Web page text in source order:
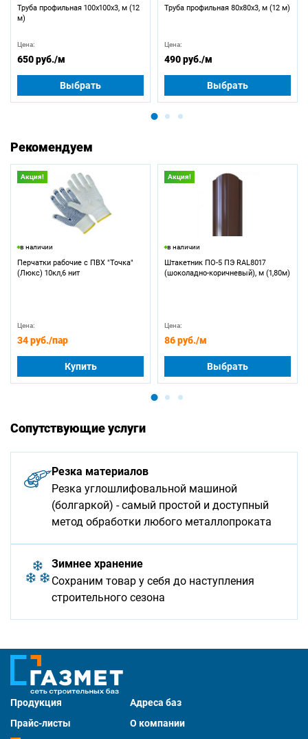
Труба профильная 100х100х3, м (12
м)
Цена:
650 руб./м
Выбрать
Труба профильная 80х80х3, м (12 м)
Цена:
490 руб./м
Выбрать
Рекомендуем
Акция!
в наличии
Перчатки рабочие с ПВХ "Точка"
(Люкс) 10кл,6 нит
Цена:
34 руб./пар
Купить
Акция!
в наличии
Штакетник ПО-5 ПЭ RAL8017
(шоколадно-коричневый), м (1,80м)
Цена:
86 руб./м
Выбрать
Сопутствующие услуги
Резка материалов
Резка углошлифовальной машиной
(болгаркой) - самый простой и доступный
метод обработки любого металлопроката
Зимнее хранение
Сохраним товар у себя до наступления
строительного сезона
Продукция
Адреса баз
Прайс-листы
О компании